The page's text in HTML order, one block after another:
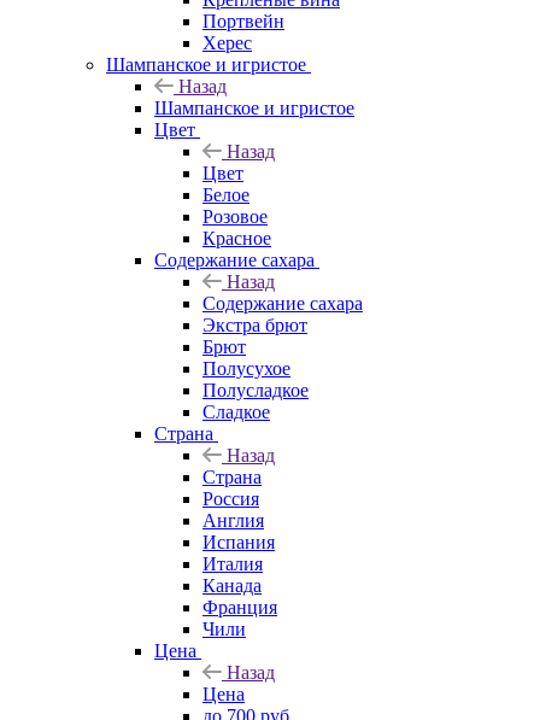
Портвейн
Херес
Шампанское и игристое
Назад
Шампанское и игристое
Цвет
Назад
Цвет
Белое
Розовое
Красное
Содержание сахара
Назад
Содержание сахара
Экстра брют
Брют
Полусухое
Полусладкое
Сладкое
Страна
Назад
Страна
Россия
Англия
Испания
Италия
Канада
Франция
Чили
Цена
Назад
Цена
до 700 руб.